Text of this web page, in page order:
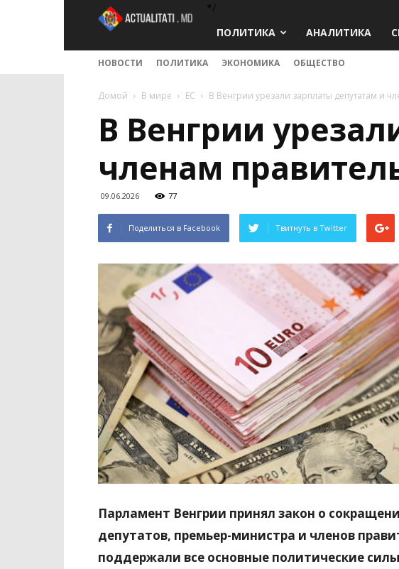
*/
ПОЛИТИКА
АНАЛИТИКА
НОВОСТИ ПОЛИТИКА ЭКОНОМИКА ОБЩЕСТВО
Домой В мире ЕС В Венгрии урезали зарплаты депутатам и
В Венгрии
членам
09.06.2026 77
Поделиться в Facebook Твитнуть в Twitter
Парламент Венгрии принял закон о
депутатов, премьер-министра и членов
поддержали все основные политические